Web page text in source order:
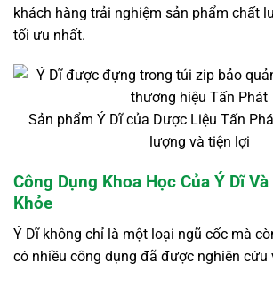
khách hàng trải nghiệm sản phẩm chất
tối ưu nhất.
Sản phẩm Ý Dĩ của Dược Liệu Tấn
lượng và tiện lợi
Công Dụng Khoa Học Của Ý Dĩ
Khỏe
Ý Dĩ không chỉ là một loại ngũ cốc mà
có nhiều công dụng đã được nghiên cứu